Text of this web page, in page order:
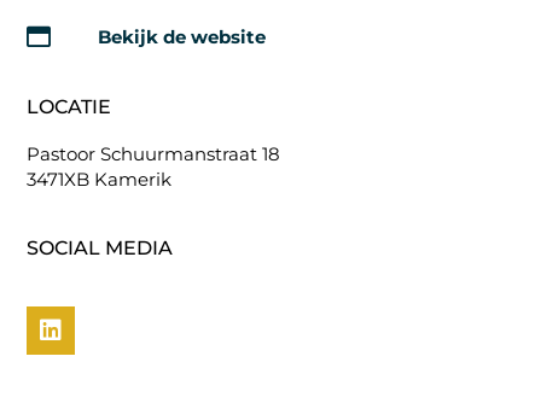
Bekijk de website
LOCATIE
Pastoor Schuurmanstraat 18
3471XB Kamerik
SOCIAL MEDIA